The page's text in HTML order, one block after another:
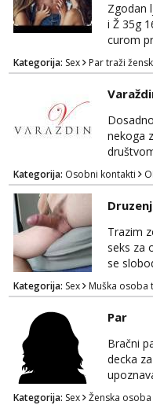
Zgodan
i Ž 35g
curom
curu
žestok
bez
goo
Kategorija: Sex Par traži
nekoga
od
Kategorija: Osobni kontakti
Trazim
seks za
se
Kategorija: Sex Muška osoba
Par
Bračni
decka
stariji od
Kategorija: Sex Ženska